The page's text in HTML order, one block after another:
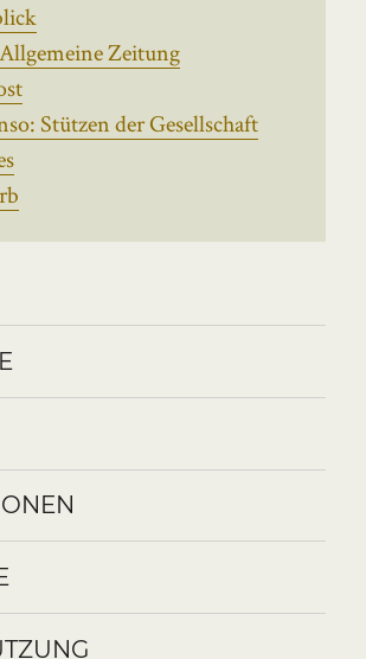
Zeitung
Stützen der Gesellschaft